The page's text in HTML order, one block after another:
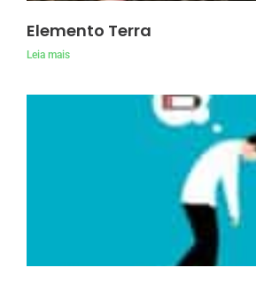
Elemento Terra
Leia mais